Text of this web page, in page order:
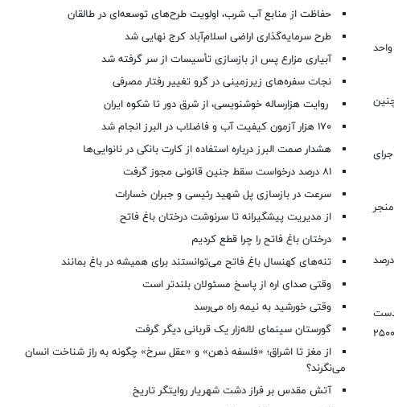
استانی اجرای
منجر
تولیدی استان نشان می دهد که۳۵ درصد به جهت طرح پرونده از سوی اشخاص حقیقی و حقوقی در مراجع قضایی، ۲۰ درصد
واحد تولیدی در دست
بررسی و اقدام است تاکید کرد و گفت: از ابتدای سال تاکنون، حمایت های قضایی انجام شده منجر به ممانعت از تعطیلی۱۰ واحد تولیدی و حفظ اشتغال بیش از۲۵۰۰
حفاظت از منابع آب شرب، اولویت طرح‌های توسعه‌ای در طالقان
طرح سرمایه‌گذاری اراضی اسلام‌آباد کرج نهایی شد
آبیاری مزارع پس از بازسازی تأسیسات از سر گرفته شد
نجات سفره‌های زیرزمینی در گرو تغییر رفتار مصرفی
روایت هزارساله خوشنویسی، از شرق دور تا شکوه ایران
۱۷۰ هزار آزمون کیفیت آب و فاضلاب در البرز انجام شد
هشدار صمت البرز درباره استفاده از کارت بانکی در نانوایی‌ها
۸۱ درصد درخواست‌ سقط جنین قانونی مجوز گرفت
سرعت در بازسازی پل شهید رئیسی و جبران خسارات
از مدیریت پیشگیرانه تا سرنوشت درختان باغ فاتح
درختان باغ فاتح را چرا قطع کردیم
تنه‌های کهنسال باغ فاتح می‌توانستند برای همیشه در باغ بمانند
وقتی صدای اره از پاسخ مسئولان بلندتر است
وقتی خورشید به نیمه راه می‌رسد
گورستان سینمای لاله‌زار یک قربانی دیگر گرفت
از مغز تا اشراق؛ «فلسفه ذهن» و «عقل سرخ» چگونه به راز شناخت انسان
می‌نگرند؟
آتش مقدس بر فراز دشت شهریار روایتگر تاریخ